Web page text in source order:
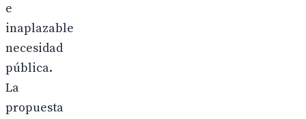
e
inaplazable
necesidad
pública.
La
propuesta